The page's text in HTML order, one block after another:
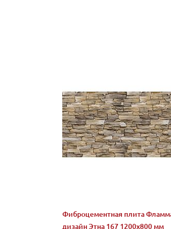
Фиброцементная плита
дизайн Этна 167 1200х800 мм